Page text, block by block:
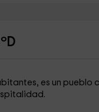
es un